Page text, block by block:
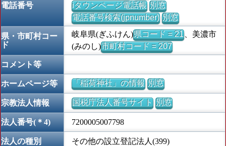
電話番号
iタウンページ電話帳 別窓
電話番号検索(jpnumber) 別窓
県・市町村コー
ド
岐阜県(ぎふけん)県コード = 21、美濃市
(みのし)市町村コード = 207
コメント等
ホームページ等 「稲荷神社」の情報 別窓
宗教法人情報 国税庁法人番号サイト 別窓
法人番号(＊4) 7200005007798
法人の種別 その他の設立登記法人(399)